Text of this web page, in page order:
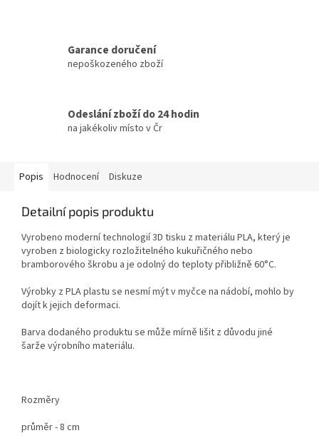
Garance doručení
nepoškozeného zboží
Odeslání zboží do 24 hodin
na jakékoliv místo v Čr
Popis Hodnocení Diskuze
Detailní popis produktu
Vyrobeno moderní technologií 3D tisku z materiálu PLA, který je
vyroben z biologicky rozložitelného kukuřičného nebo
bramborového škrobu a je odolný do teploty přibližně 60°C.
Výrobky z PLA plastu se nesmí mýt v myčce na nádobí, mohlo by
dojít k jejich deformaci.
Barva dodaného produktu se může mírně lišit z důvodu jiné
šarže výrobního materiálu.
Rozměry
průměr - 8 cm